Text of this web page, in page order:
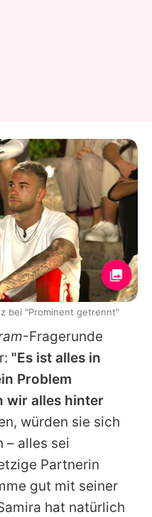
-Fragerunde
"Es ist alles in
Problem
wir alles hinter
würden sie sich
– alles sei
Partnerin
gut mit seiner
hat natürlich
bei "Prominent getrennt"